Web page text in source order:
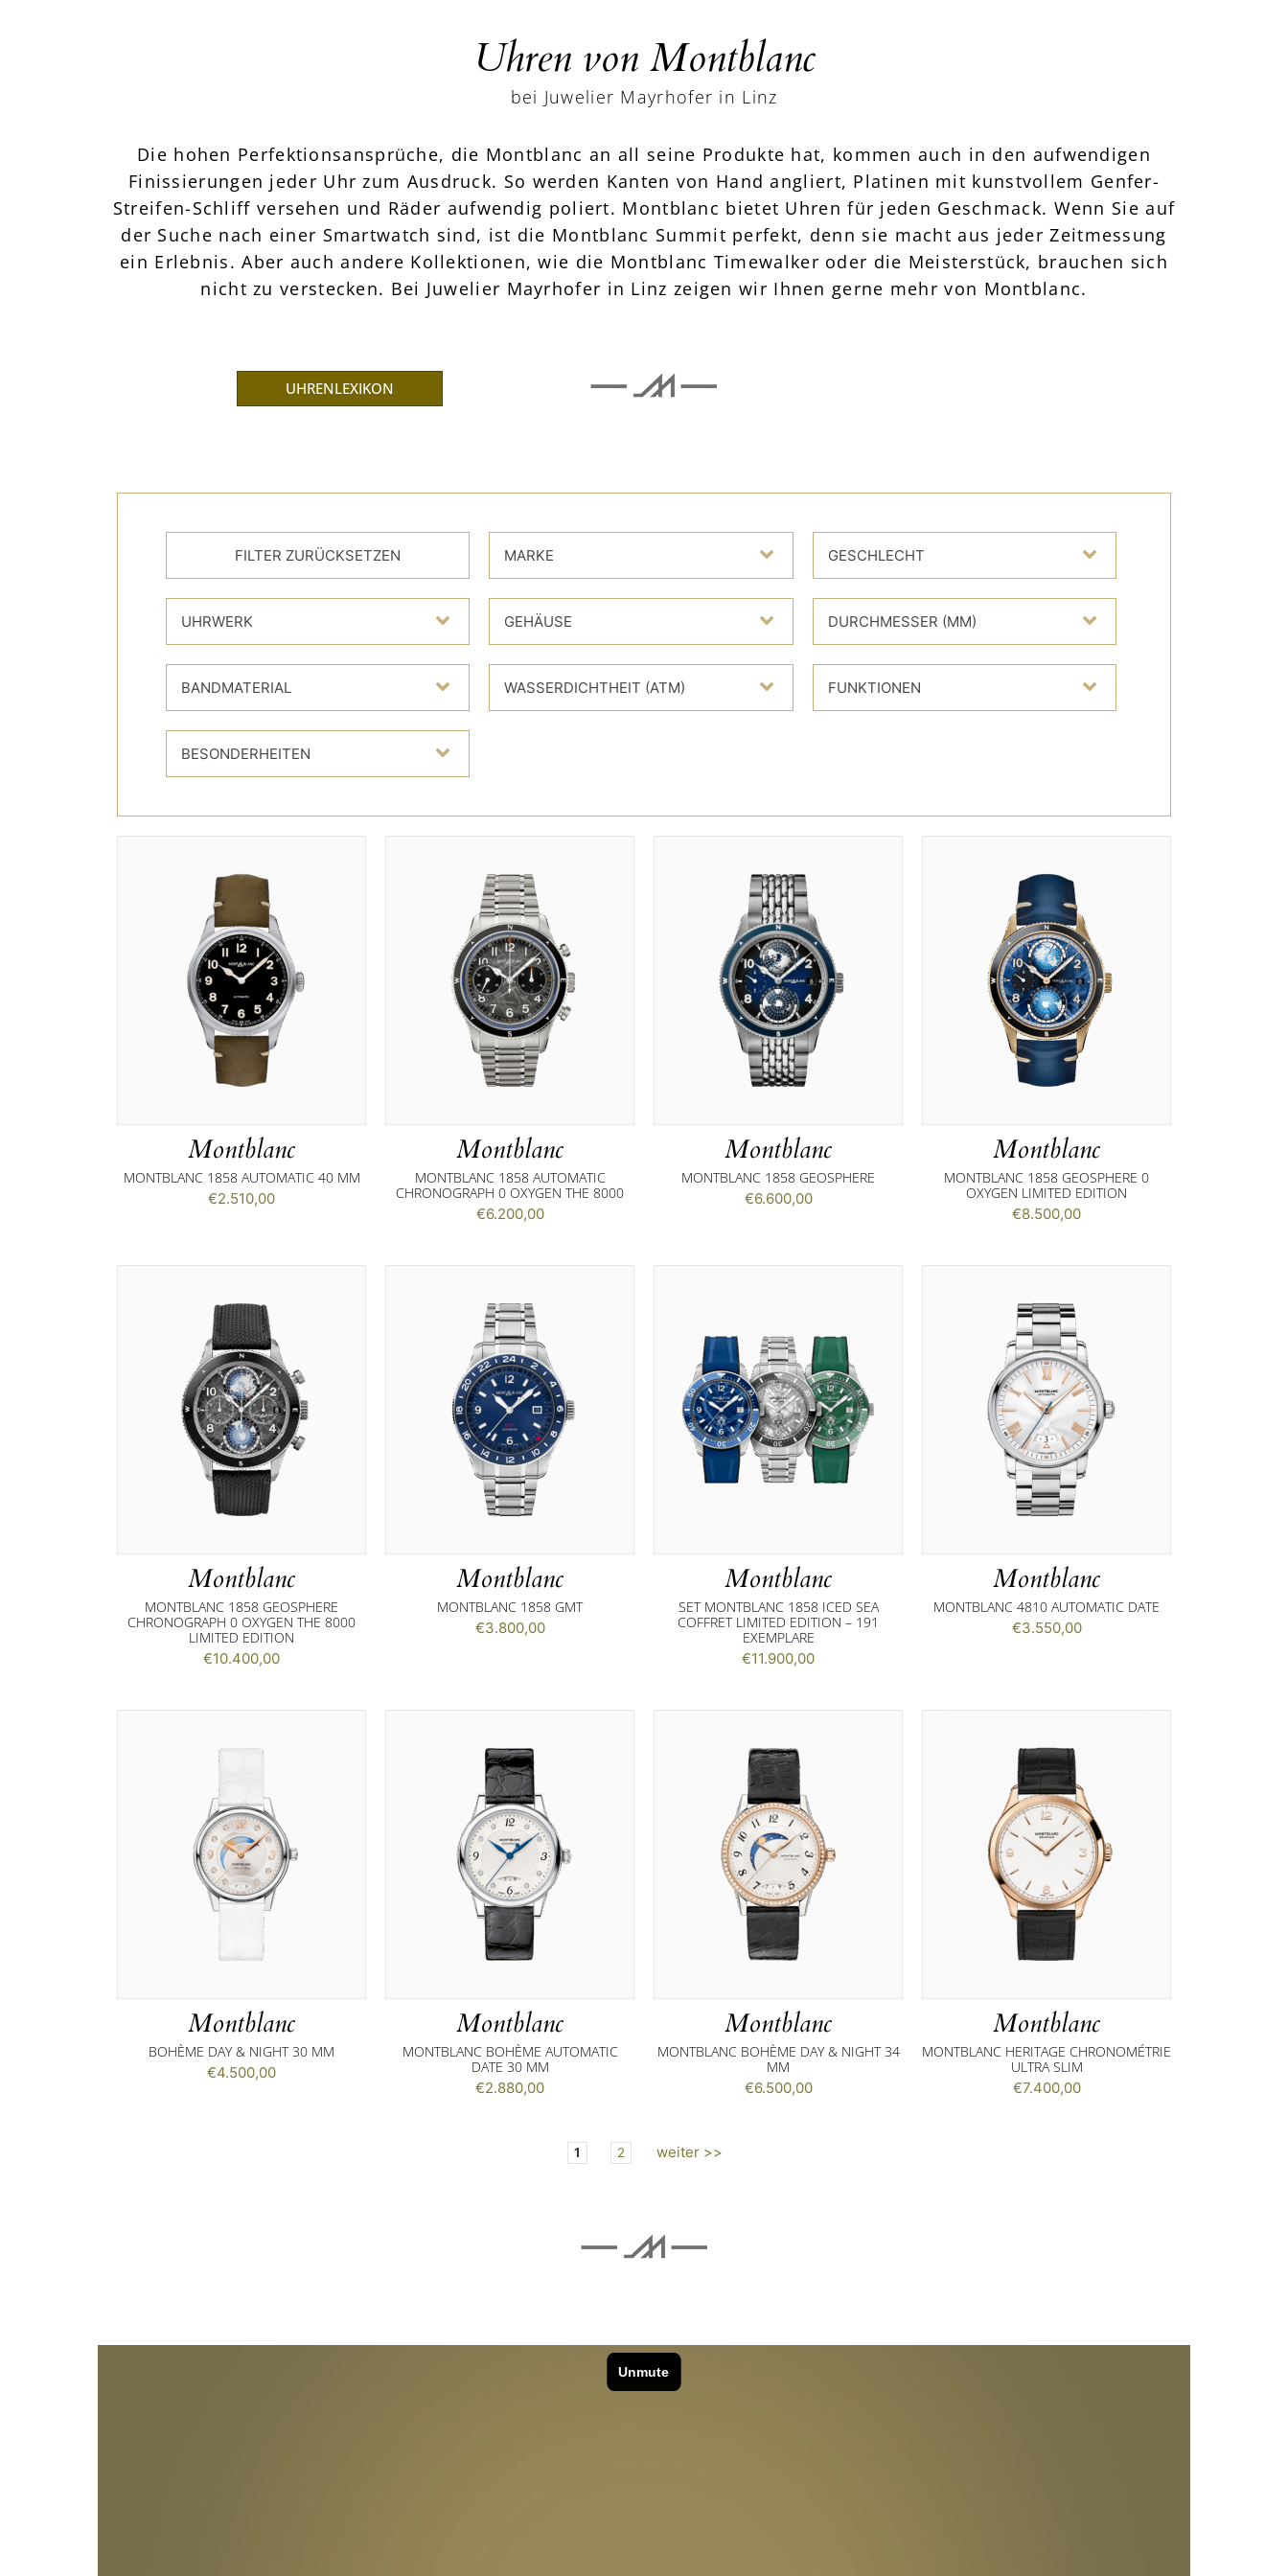
Uhren von Montblanc
bei Juwelier Mayrhofer in Linz
Die hohen Perfektionsansprüche, die Montblanc an all seine Produkte hat, kommen auch in den aufwendigen
Finissierungen jeder Uhr zum Ausdruck. So werden Kanten von Hand angliert, Platinen mit kunstvollem Genfer-
Streifen-Schliff versehen und Räder aufwendig poliert. Montblanc bietet Uhren für jeden Geschmack. Wenn Sie auf
der Suche nach einer Smartwatch sind, ist die Montblanc Summit perfekt, denn sie macht aus jeder Zeitmessung
ein Erlebnis. Aber auch andere Kollektionen, wie die Montblanc Timewalker oder die Meisterstück, brauchen sich
nicht zu verstecken. Bei Juwelier Mayrhofer in Linz zeigen wir Ihnen gerne mehr von Montblanc.
UHRENLEXIKON
MARKE GESCHLECHT
UHRWERK GEHÄUSE DURCHMESSER (MM)
BANDMATERIAL WASSERDICHTHEIT (ATM) FUNKTIONEN
BESONDERHEITEN
Montblanc
MONTBLANC 1858 AUTOMATIC 40 MM
€2.510,00
Montblanc
MONTBLANC 1858 AUTOMATIC
CHRONOGRAPH 0 OXYGEN THE 8000
€6.200,00
Montblanc
MONTBLANC 1858 GEOSPHERE
€6.600,00
Montblanc
MONTBLANC 1858 GEOSPHERE 0
OXYGEN LIMITED EDITION
€8.500,00
Montblanc
MONTBLANC 1858 GEOSPHERE
CHRONOGRAPH 0 OXYGEN THE 8000
LIMITED EDITION
€10.400,00
Montblanc
MONTBLANC 1858 GMT
€3.800,00
Montblanc
SET MONTBLANC 1858 ICED SEA
COFFRET LIMITED EDITION – 191
EXEMPLARE
€11.900,00
Montblanc
MONTBLANC 4810 AUTOMATIC DATE
€3.550,00
Montblanc
BOHÈME DAY & NIGHT 30 MM
€4.500,00
Montblanc
MONTBLANC BOHÈME AUTOMATIC
DATE 30 MM
€2.880,00
Montblanc
MONTBLANC BOHÈME DAY & NIGHT 34
MM
€6.500,00
Montblanc
MONTBLANC HERITAGE CHRONOMÉTRIE
ULTRA SLIM
€7.400,00
1 2 weiter >>